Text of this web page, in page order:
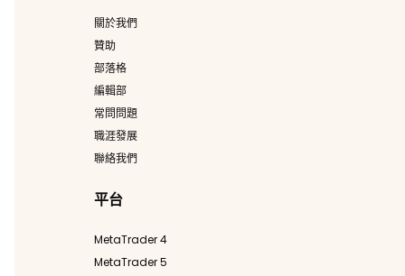
關於我們
贊助
部落格
編輯部
常問問題
職涯發展
聯絡我們
平台
MetaTrader 4
MetaTrader 5